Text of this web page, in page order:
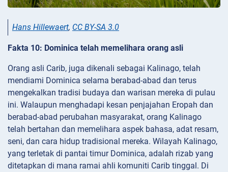
Hans Hillewaert, CC BY-SA 3.0
Fakta 10: Dominica telah memelihara orang asli
Orang asli Carib, juga dikenali sebagai Kalinago, telah
mendiami Dominica selama berabad-abad dan terus
mengekalkan tradisi budaya dan warisan mereka di pulau
ini. Walaupun menghadapi kesan penjajahan Eropah dan
berabad-abad perubahan masyarakat, orang Kalinago
telah bertahan dan memelihara aspek bahasa, adat resam,
seni, dan cara hidup tradisional mereka. Wilayah Kalinago,
yang terletak di pantai timur Dominica, adalah rizab yang
ditetapkan di mana ramai ahli komuniti Carib tinggal. Di